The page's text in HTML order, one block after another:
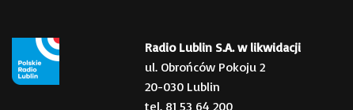
Radio Lublin S.A. w likwidacji
ul. Obrońców Pokoju 2
20-030 Lublin
tel. 81 53 64 200